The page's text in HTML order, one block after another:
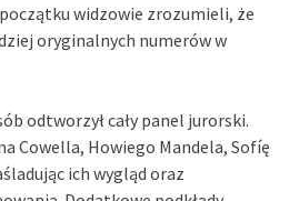
widzowie zrozumieli, że
oryginalnych numerów w
odtworzył cały panel jurorski.
Cowella, Howiego Mandela, Sofíę
ich wygląd oraz